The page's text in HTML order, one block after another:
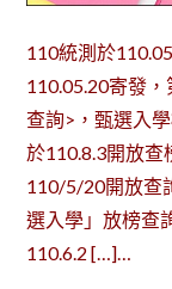
110統測於
110.05.20寄發
查詢>，甄選入
於110.8.3開放查
110/5/20開放查
選入學」放榜查
110.6.2 […]…